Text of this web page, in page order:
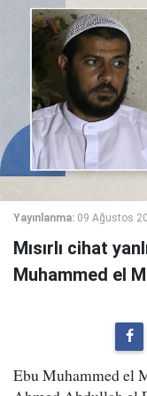
Yayınlanma: 09 Ağustos
Mısırlı cihat
Muhammed el
Ebu Muhammed el